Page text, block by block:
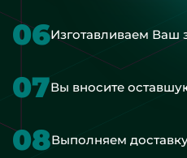
06Изготавливаем Ваш
07Вы вносите
08Выполняем